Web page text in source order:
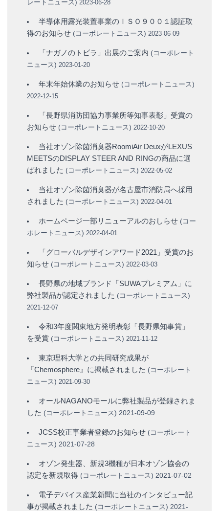
レートニュース) 2023-06-28
半導体用露光装置事業のＩＳＯ９００１認証取
得のお知らせ (コーポレートニュース) 2023-06-09
「ナガノのトビラ」出展のご案内 (コーポレート
ニュース) 2023-01-20
年末年始休業のお知らせ (コーポレートニュース)
2022-12-15
「長野県消防団協力事業所等知事表彰」受賞の
お知らせ (コーポレートニュース) 2022-10-20
当社オゾン除菌消臭器RoomiAir DeuxがLEXUS
MEETSのDISPLAY STEER AND RINGの商品に選
ばれました (コーポレートニュース) 2022-05-02
当社オゾン除菌消臭器が名古屋市消防局へ採用
されました (コーポレートニュース) 2022-04-01
ホームページ一部リニューアルのおしらせ (コー
ポレートニュース) 2022-04-01
「グローバルデザインアワード2021」受賞のお
知らせ (コーポレートニュース) 2022-03-03
長野県の地域ブランド「SUWAプレミアム」に
弊社製品が認定されました (コーポレートニュース)
2021-12-07
令和3年度関東地方発明表彰「長野県知事賞」
を受賞 (コーポレートニュース) 2021-11-12
東京理科大学との共同研究成果が
『Chemosphere』に掲載されました (コーポレート
ニュース) 2021-09-30
オールNAGANOモールに弊社製品が登録されま
した (コーポレートニュース) 2021-09-09
JCSS校正事業者登録のお知らせ (コーポレート
ニュース) 2021-07-28
オゾン発生器、新規3機種が日本オゾン協会の
認定を新規取得 (コーポレートニュース) 2021-07-02
電子デバイス産業新聞に当社のインタビュー記
事が掲載されました (コーポレートニュース) 2021-